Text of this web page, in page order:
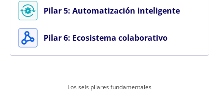
Pilar 5: Automatización inteligente
Pilar 6: Ecosistema colaborativo
Los seis pilares fundamentales